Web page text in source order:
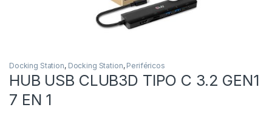
Docking Station, Docking Station, Periféricos
HUB USB CLUB3D TIPO C 3.2 GEN1
7 EN 1